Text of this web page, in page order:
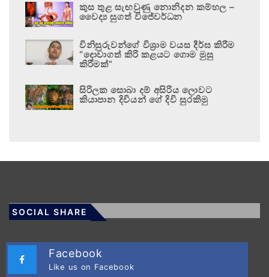
කුස තුළ සැඟවුණු නොනිදන කම්හල –
වෛද්‍ය සුගත් විජේවර්ධන
විනිසුරුවන්ගේ විශ්‍රාම වයස දීර්ඝ කිරීම
“දොවාගත් කිරි කළයට ගොම මුසු
කිරීමක්”
සිරිලක සොබා දම් අසිරිය ලොවට
කියාපාන දිවියන් ගේ දිවි සුරකිමු
SOCIAL SHARE
Facebook
Like us on Facebook